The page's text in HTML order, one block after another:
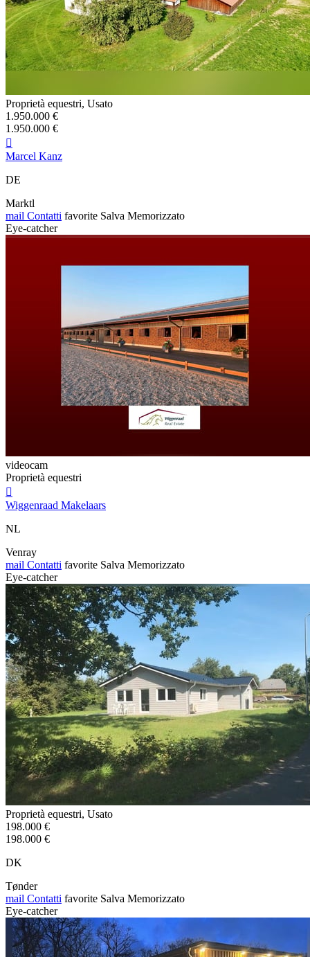
Proprietà equestri, Usato
1.950.000 €
1.950.000 €

Marcel Kanz
DE
Marktl
mail Contatti favorite Salva Memorizzato
Eye-catcher
videocam
Proprietà equestri

Wiggenraad Makelaars
NL
Venray
mail Contatti favorite Salva Memorizzato
Eye-catcher
Proprietà equestri, Usato
198.000 €
198.000 €
DK
Tønder
mail Contatti favorite Salva Memorizzato
Eye-catcher